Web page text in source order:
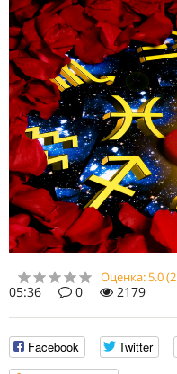
Оценка:5.0(2
05:36
0 2179
Facebook Twitter